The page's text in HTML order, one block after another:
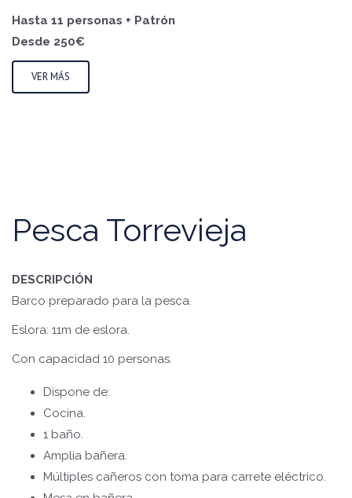
Hasta 11 personas + Patrón
Desde 250€
VER MÁS
Pesca Torrevieja
DESCRIPCIÓN
Barco preparado para la pesca.
Eslora: 11m de eslora.
Con capacidad 10 personas.
Dispone de:
Cocina.
1 baño.
Amplia bañera.
Múltiples cañeros con toma para carrete eléctrico.